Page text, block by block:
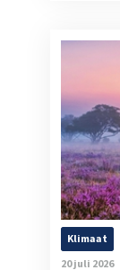
Klimaat
20 juli 2026